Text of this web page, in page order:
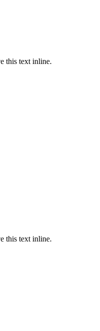
this text inline.
this text inline.